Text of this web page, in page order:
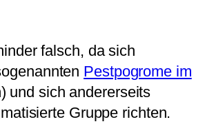
falsch, da sich
Pestpogrome im
und sich andererseits
Gruppe richten.